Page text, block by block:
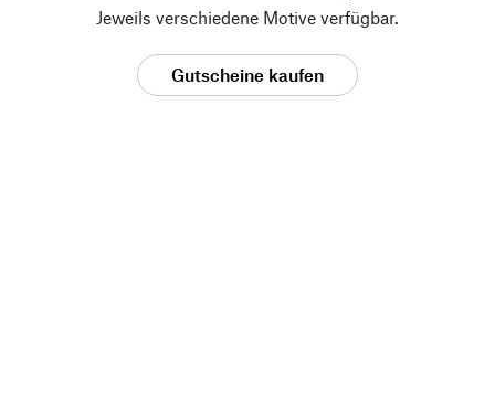
Jeweils verschiedene Motive verfügbar.
Gutscheine kaufen